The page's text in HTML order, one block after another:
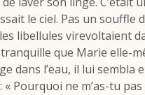
le ciel. Pas un souffle
libellules virevoltaient
que Marie elle-
dans l’eau, il lui sembla
Pourquoi ne m’as-tu